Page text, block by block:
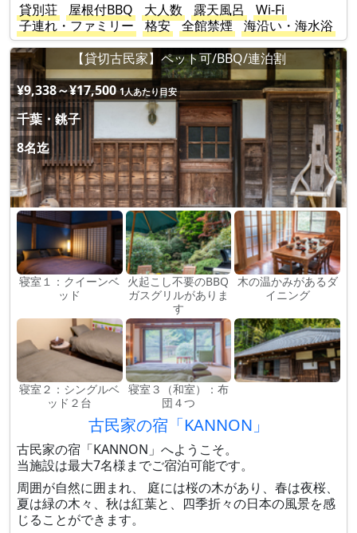
貸別荘
屋根付BBQ 大人数 露天風呂
Wi-Fi
子連れ・ファミリー
格安 全館禁煙
海沿い・海水浴
【貸切古民家】ペット可/BBQ/連泊割
¥9,338～¥17,500 1人あたり目安
千葉・銚子
8名迄
寝室１：クイーンベ
ッド
火起こし不要のBBQ
ガスグリルがありま
す
木の温かみがあるダ
イニング
寝室２：シングルベ
ッド２台
寝室３（和室）：布
団４つ
古民家の宿「KANNON」
古民家の宿「KANNON」へようこそ。
当施設は最大7名様までご宿泊可能です。
周囲が自然に囲まれ、 庭には桜の木があり、春は夜桜、
夏は緑の木々、秋は紅葉と、四季折々の日本の風景を感
じることができます。